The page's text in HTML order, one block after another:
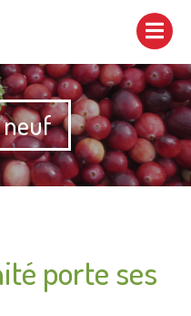
neuf
porte ses